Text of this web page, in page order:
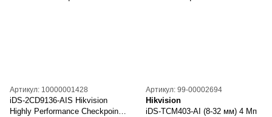
Артикул: 10000001428
iDS-2CD9136-AIS Hikvision
Highly Performance Checkpoint
Артикул: 99-00002694
Hikvision
iDS-TCM403-AI (8-32 мм) 4 Мп